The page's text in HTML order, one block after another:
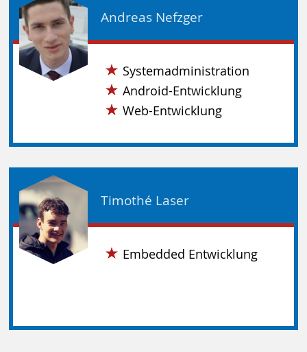
Andreas Nefzger
Systemadministration
Android-Entwicklung
Web-Entwicklung
Timothé Laser
Embedded Entwicklung